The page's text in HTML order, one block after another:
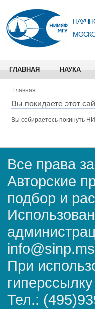
ГЛАВНАЯ НАУКА
Главная
Вы покидаете этот
Вы собираетесь покинуть
Все права
Авторские
подбор и
При
Тел.: